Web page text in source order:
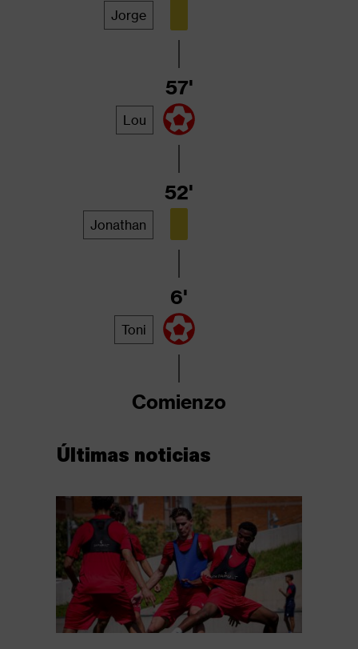
Jorge
Lou
57'
Jonathan
52'
Toni
6'
Comienzo
Últimas noticias